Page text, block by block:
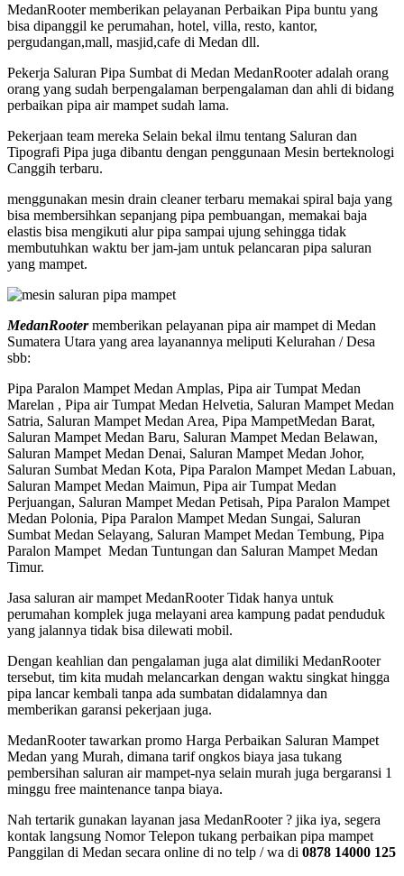
MedanRooter memberikan pelayanan Perbaikan Pipa buntu yang
bisa dipanggil ke perumahan, hotel, villa, resto, kantor,
pergudangan,mall, masjid,cafe di Medan dll.
Pekerja Saluran Pipa Sumbat di Medan MedanRooter adalah orang
orang yang sudah berpengalaman berpengalaman dan ahli di bidang
perbaikan pipa air mampet sudah lama.
Pekerjaan team mereka Selain bekal ilmu tentang Saluran dan
Tipografi Pipa juga dibantu dengan penggunaan Mesin berteknologi
Canggih terbaru.
menggunakan mesin drain cleaner terbaru memakai spiral baja yang
bisa membersihkan sepanjang pipa pembuangan, memakai baja
elastis bisa mengikuti alur pipa sampai ujung sehingga tidak
membutuhkan waktu ber jam-jam untuk pelancaran pipa saluran
yang mampet.
MedanRootermemberikan pelayanan pipa air mampet di Medan
Sumatera Utara yang area layanannya meliputi Kelurahan / Desa
sbb:
Pipa Paralon Mampet Medan Amplas, Pipa air Tumpat Medan
Marelan , Pipa air Tumpat Medan Helvetia, Saluran Mampet Medan
Satria, Saluran Mampet Medan Area, Pipa MampetMedan Barat,
Saluran Mampet Medan Baru, Saluran Mampet Medan Belawan,
Saluran Mampet Medan Denai, Saluran Mampet Medan Johor,
Saluran Sumbat Medan Kota, Pipa Paralon Mampet Medan Labuan,
Saluran Mampet Medan Maimun, Pipa air Tumpat Medan
Perjuangan, Saluran Mampet Medan Petisah, Pipa Paralon Mampet
Medan Polonia, Pipa Paralon Mampet Medan Sungai, Saluran
Sumbat Medan Selayang, Saluran Mampet Medan Tembung, Pipa
Paralon Mampet Medan Tuntungan dan Saluran Mampet Medan
Timur.
Jasa saluran air mampet MedanRooter Tidak hanya untuk
perumahan komplek juga melayani area kampung padat penduduk
yang jalannya tidak bisa dilewati mobil.
Dengan keahlian dan pengalaman juga alat dimiliki MedanRooter
tersebut, tim kita mudah melancarkan dengan waktu singkat hingga
pipa lancar kembali tanpa ada sumbatan didalamnya dan
memberikan garansi pekerjaan juga.
MedanRooter tawarkan promo Harga Perbaikan Saluran Mampet
Medan yang Murah, dimana tarif ongkos biaya jasa tukang
pembersihan saluran air mampet-nya selain murah juga bergaransi 1
minggu free maintenance tanpa biaya.
Nah tertarik gunakan layanan jasa MedanRooter ? jika iya, segera
kontak langsung Nomor Telepon tukang perbaikan pipa mampet
Panggilan di Medan secara online di no telp / wa di 0878 14000 125